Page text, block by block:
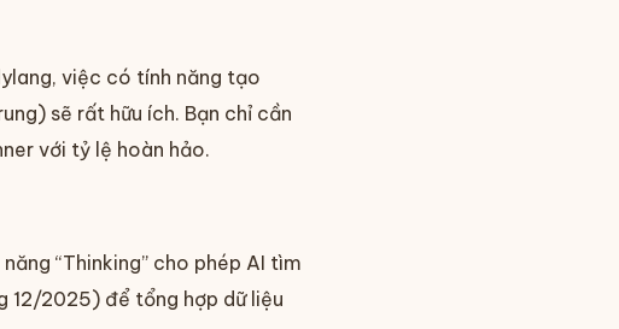
việc có tính năng tạo
sẽ rất hữu ích. Bạn chỉ cần
với tỷ lệ hoàn hảo.
“Thinking” cho phép AI tìm
12/2025) để tổng hợp dữ liệu